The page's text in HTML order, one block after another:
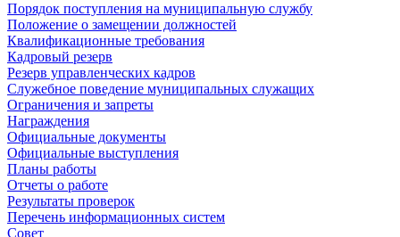
Порядок поступления на муниципальную службу
Положение о замещении должностей
Квалификационные требования
Кадровый резерв
Резерв управленческих кадров
Служебное поведение муниципальных служащих
Ограничения и запреты
Награждения
Официальные документы
Официальные выступления
Планы работы
Отчеты о работе
Результаты проверок
Перечень информационных систем
Совет